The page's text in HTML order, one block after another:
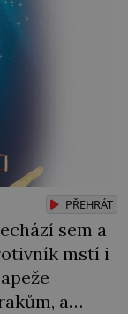
PŘEHRÁT
sem a
mstí i
a